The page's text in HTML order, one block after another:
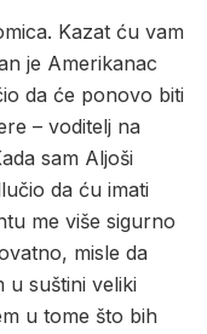
Kazat ću vam
je Amerikanac
da će ponovo biti
– voditelj na
sam Aljoši
da ću imati
me više sigurno
misle da
u suštini veliki
u tome što bih